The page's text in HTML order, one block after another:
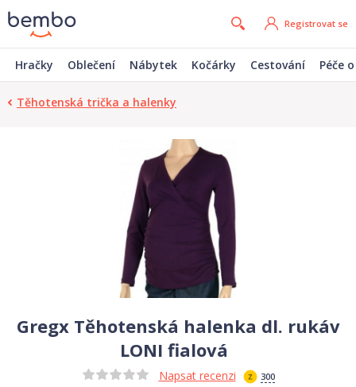
Registrovat se
Hračky Oblečení Nábytek Kočárky Cestování Péče
Těhotenská trička a halenky
Gregx Těhotenská halenka dl. rukáv
LONI fialová
Napsat recenzi 300